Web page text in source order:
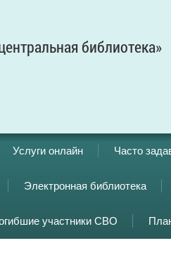
библиотека»
Услуги онлайн Часто
Электронная библиотека
участники СВО